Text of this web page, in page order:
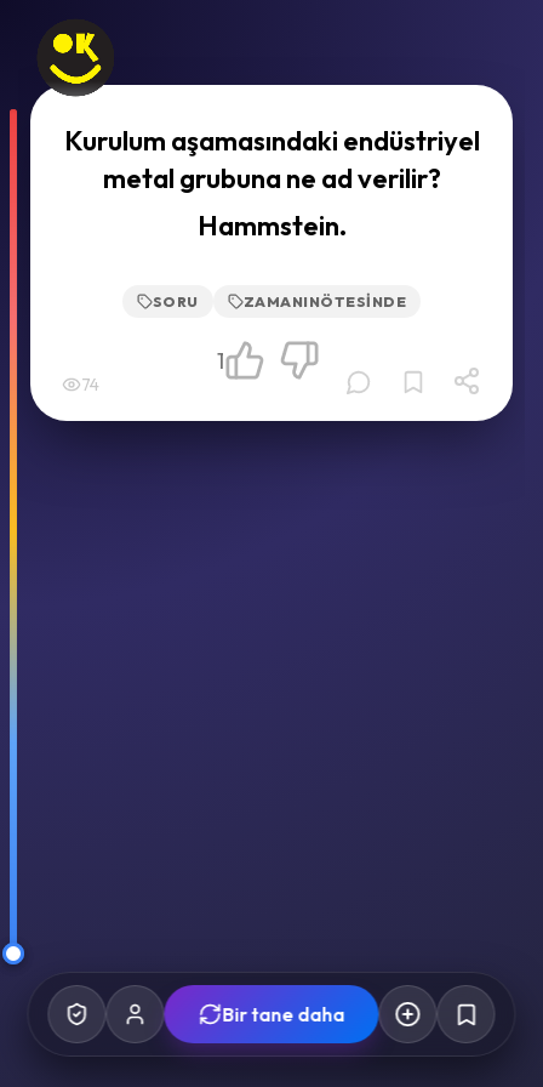
Kurulum aşamasındaki endüstriyel
metal grubuna ne ad verilir?
Hammstein.
SORU ZAMANINÖTESINDE
74
1
Bir tane daha